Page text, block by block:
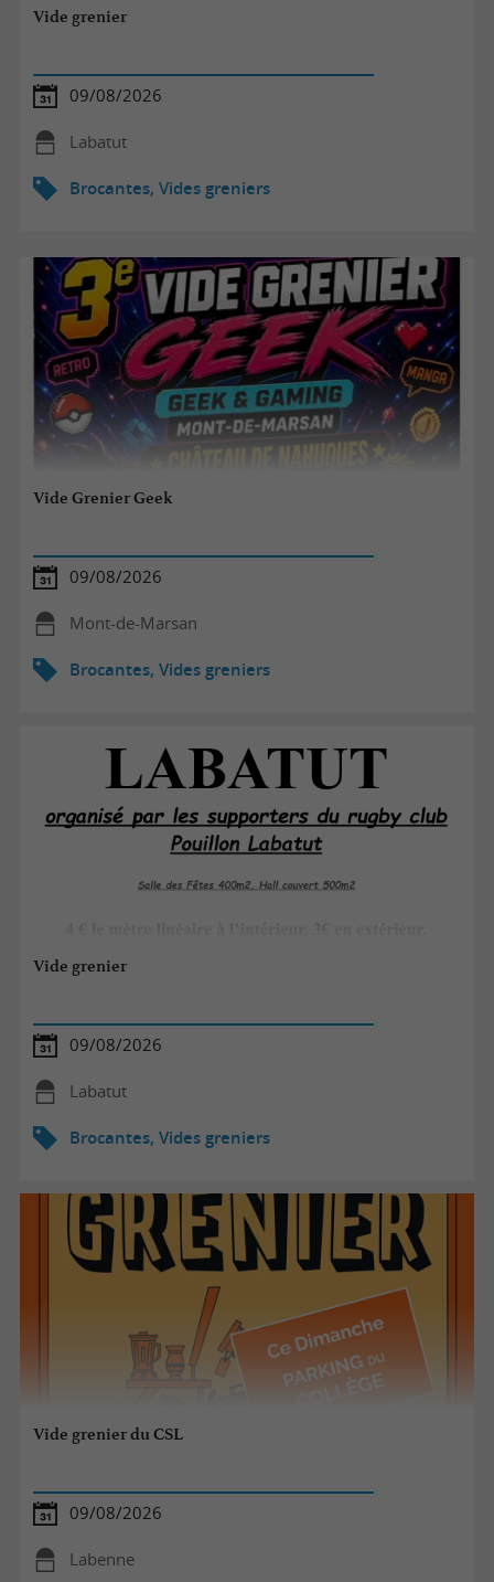
Vide grenier
09/08/2026
Labatut
Brocantes, Vides greniers
Vide Grenier Geek
09/08/2026
Mont-de-Marsan
Brocantes, Vides greniers
Vide grenier
09/08/2026
Labatut
Brocantes, Vides greniers
Vide grenier du CSL
09/08/2026
Labenne